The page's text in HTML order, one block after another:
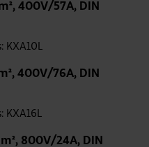
400V/57A, DIN
KXA10L
400V/76A, DIN
KXA16L
800V/24A, DIN